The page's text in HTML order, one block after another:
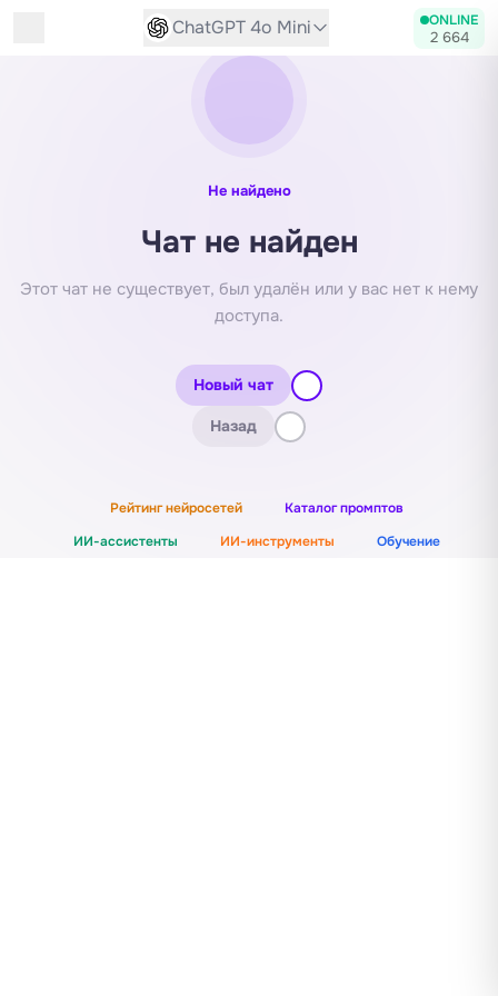
Диалог с нейросетью
ChatGPT 4o Mini ONLINE
2 664
Не найдено
Чат не найден
Этот чат не существует, был удалён или у вас нет к нему
доступа.
Новый чат
Назад
Рейтинг нейросетей
Каталог промптов
ИИ-ассистенты
ИИ-инструменты Обучение